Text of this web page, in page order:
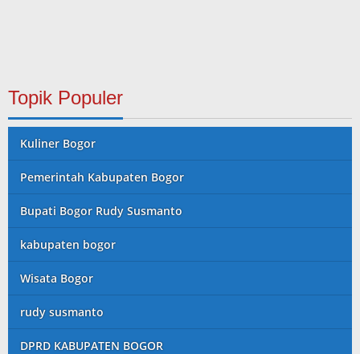
Topik Populer
Kuliner Bogor
Pemerintah Kabupaten Bogor
Bupati Bogor Rudy Susmanto
kabupaten bogor
Wisata Bogor
rudy susmanto
DPRD KABUPATEN BOGOR